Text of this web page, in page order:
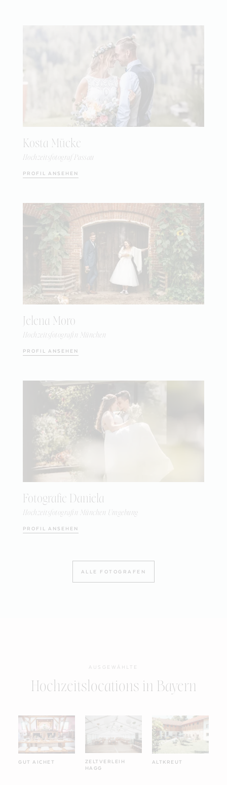
Kosta Mücke
Hochzeitsfotograf Passau
PROFIL ANSEHEN
Jelena Moro
Hochzeitsfotografin München
PROFIL ANSEHEN
Fotografie Daniela
Hochzeitsfotografin München Umgebung
PROFIL ANSEHEN
ALLE FOTOGRAFEN
AUSGEWÄHLTE
Hochzeitslocations in Bayern
GUT AICHET
ZELTVERLEIH
HAGG
ALTKREUT